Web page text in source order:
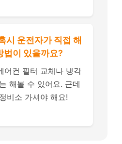
시 운전자가 직접 해
법이 있을까요?
어컨 필터 교체나 냉각
해볼 수 있어요. 근데
비소 가셔야 해요!